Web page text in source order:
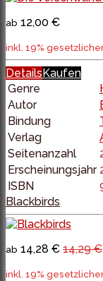
ab 12,00 €
inkl. 19%
Details Kaufen
Genre
Autor
Bindung
Verlag
Seitenanzahl
Erscheinungsjahr
ISBN
Blackbirds
ab 14,28 € 14,29 €
inkl. 19%